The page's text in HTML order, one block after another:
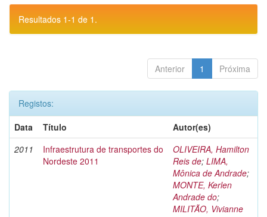
Resultados 1-1 de 1.
Anterior 1 Próxima
Registos:
Data
Título
Autor(es)
2011
Infraestrutura de transportes do
Nordeste 2011
OLIVEIRA, Hamilton
Reis de; LIMA,
Mônica de Andrade;
MONTE, Kerlen
Andrade do;
MILITÃO, Vivianne